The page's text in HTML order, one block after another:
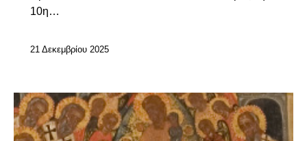
10η…
21 Δεκεμβρίου 2025